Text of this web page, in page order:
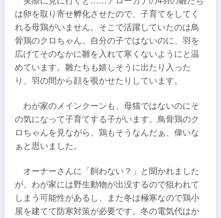
は卵を取り寄せ孵化させたので、子育てをしてく
れる母鶏がいません。そこで活躍していたのは鳥
骨鶏のクロちゃん。自分の子ではないのに、羽を
広げてそのなかに雛を入れて寒くないようにと温
めています。雛たちも嬉しそうに出たり入った
り、羽の間から顔を覗かせたりしています。
わが家のメインクーンも、母猫ではないのにそ
の気になって子育てする子がいます。鳥骨鶏のク
ロちゃんを見ながら、鶏もそうなんだぁ、偉いな
ぁと思いました。
オーナーさんに「飼わない？」と聞かれました
が、わが家には野生動物が出没するので狙われて
しまう可能性があるし、また冬は極寒なので鶏小
屋を建てて防寒対策が必要です。冬の電気代はか